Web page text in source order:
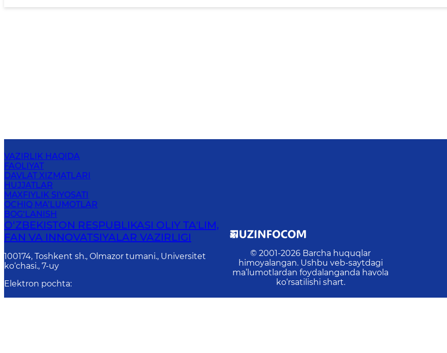
VAZIRLIK HAQIDA
FAOLIYAT
DAVLAT XIZMATLARI
HUJJATLAR
MAXFIYLIK SIYOSATI
OCHIQ MA’LUMOTLAR
BOG‘LANISH
O‘ZBEKISTON RESPUBLIKASI OLIY TAʼLIM,
FAN VA INNOVATSIYALAR VAZIRLIGI
100174, Toshkent sh., Olmazor tumani., Universitet
ko‘chasi., 7-uy
Elektron pochta:
© 2001-2026 Barcha huquqlar
himoyalangan. Ushbu veb-saytdagi
ma’lumotlardan foydalanganda havola
ko‘rsatilishi shart.